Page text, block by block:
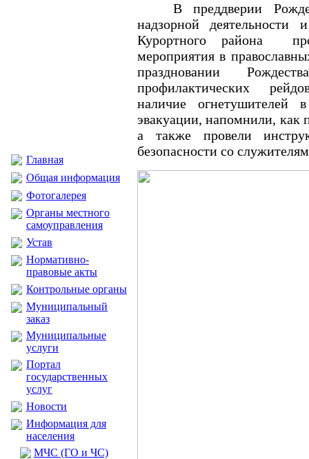
Главная
Общая информация
Фотогалерея
Органы местного
самоуправления
Устав
Нормативно-
правовые акты
Контрольные органы
Муниципальный
заказ
Муниципальные
услуги
Портал
государственных
услуг
Новости
Информация для
населения
МЧС (ГО и ЧС)
В преддверии
надзорной деятельности
Курортного района
мероприятия в
праздновании
профилактических
наличие огнетушителей
эвакуации, напомнили, как
а также провели
безопасности со